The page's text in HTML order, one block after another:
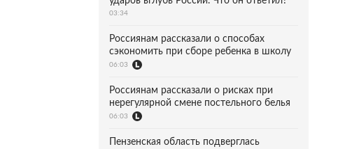
03:34
Россиянам рассказали о способах
сэкономить при сборе ребенка в школу
06:03
Россиянам рассказали о рисках при
нерегулярной смене постельного белья
06:03
Пензенская область подверглась